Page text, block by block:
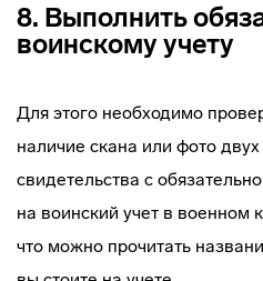
8. Выполнить
воинскому учету
Для этого необходимо
наличие скана или фото
свидетельства с
на воинский учет в военном
что можно прочитать